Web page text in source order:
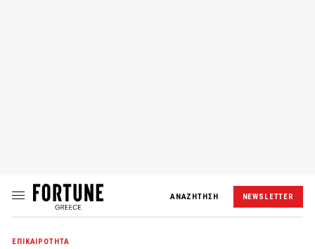
ΑΝΑΖΗΤΗΣΗ NEWSLETTER
ΕΠΙΚΑΙΡΟΤΗΤΑ